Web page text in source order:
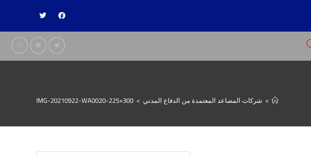
> شركات المصاعد المعتمدة من الدفاع المدني >
IMG-20210922-WA0020-225×300